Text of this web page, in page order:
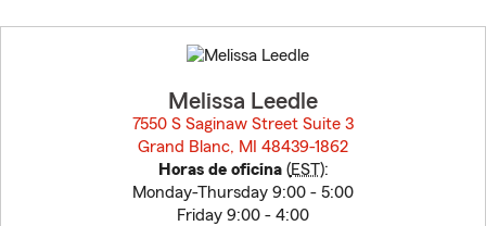
to
before
Melissa Leedle
7550 S Saginaw Street Suite 3
Grand Blanc, MI 48439-1862
Horas de oficina(EST):
Monday-Thursday 9:00 - 5:00
Friday 9:00 - 4:00